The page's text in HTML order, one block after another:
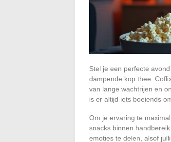
Stel je een perfecte
dampende kop thee.
van lange wachtrijen en
is er altijd iets boeiends
Om je ervaring te
snacks binnen
emoties te delen, alsof